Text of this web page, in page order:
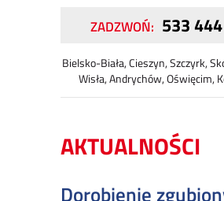
533
Bielsko-Biała, Cieszyn, Szczyrk,
Wisła, Andrychów, Oświęcim,
AKTUALNOŚCI
Dorobienie